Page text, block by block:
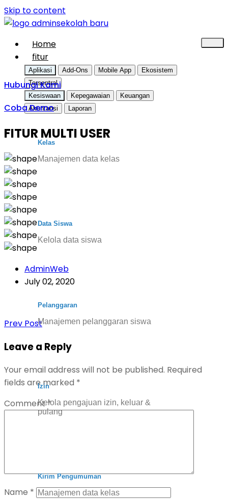
Skip to content
Home
fitur
Aplikasi Add-Ons Mobile App
Ekosistem
Tersentral
Kesiswaan
Kepegawaian
Keuangan
Akuntansi
Laporan
Kelas
Manajemen data kelas
Data Siswa
Kelola data siswa
Pelanggaran
Manajemen pelanggaran siswa
Izin
Kelola pengajuan izin, keluar &
pulang
Kirim Pengumuman
Manajemen data kelas
Hubungi Kami
Coba Demo
FITUR MULTI USER
AdminWeb
July 02, 2020
Prev Post
Leave a Reply
Your email address will not be published. Required
fields are marked *
Comment*
Name *